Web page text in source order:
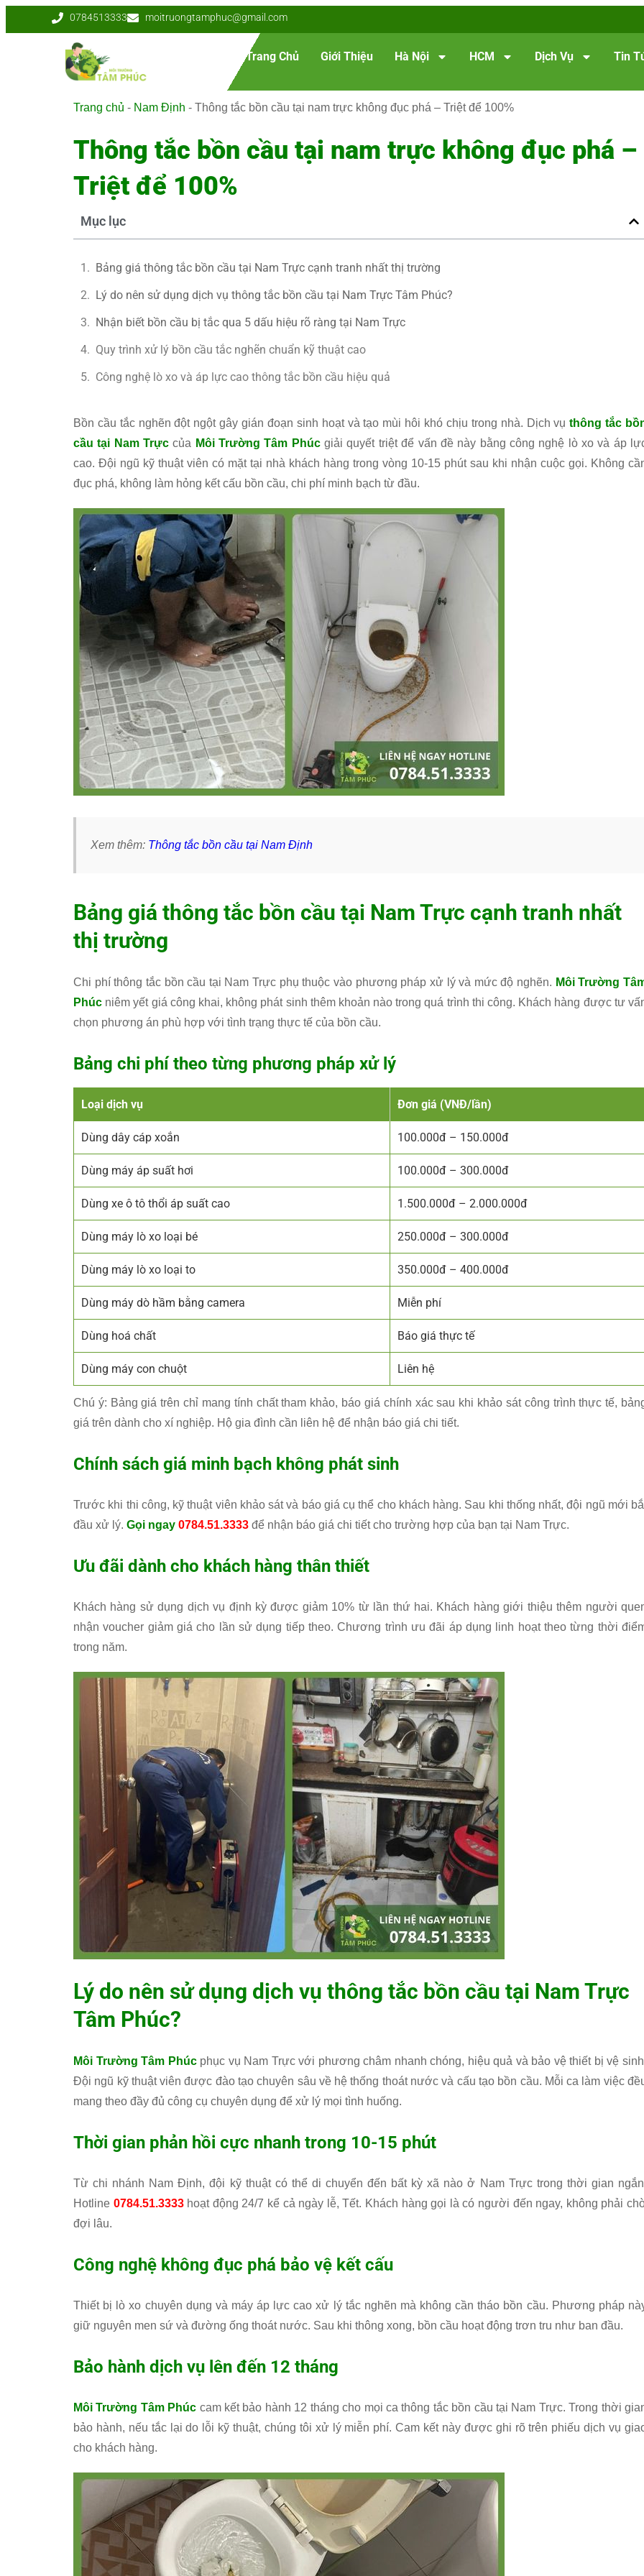
0784513333 moitruongtamphuc@gmail.com
Trang Chủ Giới Thiệu Hà Nội HCM Dịch Vụ Tin
Trang chủ - Nam Định - Thông tắc bồn cầu tại nam trực không đục phá – Triệt để 100%
Thông tắc bồn cầu tại nam trực không đục phá –
Triệt để 100%
Mục lục
Bảng giá thông tắc bồn cầu tại Nam Trực cạnh tranh nhất thị trường
Lý do nên sử dụng dịch vụ thông tắc bồn cầu tại Nam Trực Tâm Phúc?
Nhận biết bồn cầu bị tắc qua 5 dấu hiệu rõ ràng tại Nam Trực
Quy trình xử lý bồn cầu tắc nghẽn chuẩn kỹ thuật cao
Công nghệ lò xo và áp lực cao thông tắc bồn cầu hiệu quả
Bồn cầu tắc nghẽn đột ngột gây gián đoạn sinh hoạt và tạo mùi hôi khó chịu trong nhà. Dịch vụthông tắc
cầu tại Nam Trực của Môi Trường Tâm Phúcgiải quyết triệt để vấn đề này bằng công nghệ lò xo và áp
cao. Đội ngũ kỹ thuật viên có mặt tại nhà khách hàng trong vòng 10-15 phút sau khi nhận cuộc gọi. Không
đục phá, không làm hỏng kết cấu bồn cầu, chi phí minh bạch từ đầu.
Xem thêm: Thông tắc bồn cầu tại Nam Định
Bảng giá thông tắc bồn cầu tại Nam Trực cạnh tranh nhất
thị trường
Chi phí thông tắc bồn cầu tại Nam Trực phụ thuộc vào phương pháp xử lý và mức độ nghẽn. Môi Trường
Phúc niêm yết giá công khai, không phát sinh thêm khoản nào trong quá trình thi công. Khách hàng được tư
chọn phương án phù hợp với tình trạng thực tế của bồn cầu.
Bảng chi phí theo từng phương pháp xử lý
Loại dịch vụ Đơn giá (VNĐ/lần)
Dùng dây cáp xoắn 100.000đ – 150.000đ
Dùng máy áp suất hơi 100.000đ – 300.000đ
Dùng xe ô tô thổi áp suất cao 1.500.000đ – 2.000.000đ
Dùng máy lò xo loại bé 250.000đ – 300.000đ
Dùng máy lò xo loại to 350.000đ – 400.000đ
Dùng máy dò hầm bằng camera Miễn phí
Dùng hoá chất Báo giá thực tế
Dùng máy con chuột Liên hệ
Chú ý: Bảng giá trên chỉ mang tính chất tham khảo, báo giá chính xác sau khi khảo sát công trình thực tế,
giá trên dành cho xí nghiệp. Hộ gia đình cần liên hệ để nhận báo giá chi tiết.
Chính sách giá minh bạch không phát sinh
Trước khi thi công, kỹ thuật viên khảo sát và báo giá cụ thể cho khách hàng. Sau khi thống nhất, đội ngũ mới
đầu xử lý. Gọi ngay 0784.51.3333 để nhận báo giá chi tiết cho trường hợp của bạn tại Nam Trực.
Ưu đãi dành cho khách hàng thân thiết
Khách hàng sử dụng dịch vụ định kỳ được giảm 10% từ lần thứ hai. Khách hàng giới thiệu thêm người
nhận voucher giảm giá cho lần sử dụng tiếp theo. Chương trình ưu đãi áp dụng linh hoạt theo từng thời
trong năm.
Lý do nên sử dụng dịch vụ thông tắc bồn cầu tại Nam Trực
Tâm Phúc?
Môi Trường Tâm Phúcphục vụ Nam Trực với phương châm nhanh chóng, hiệu quả và bảo vệ thiết bị vệ
Đội ngũ kỹ thuật viên được đào tạo chuyên sâu về hệ thống thoát nước và cấu tạo bồn cầu. Mỗi ca làm việc
mang theo đầy đủ công cụ chuyên dụng để xử lý mọi tình huống.
Thời gian phản hồi cực nhanh trong 10-15 phút
Từ chi nhánh Nam Định, đội kỹ thuật có thể di chuyển đến bất kỳ xã nào ở Nam Trực trong thời gian
Hotline 0784.51.3333hoạt động 24/7 kể cả ngày lễ, Tết. Khách hàng gọi là có người đến ngay, không phải
đợi lâu.
Công nghệ không đục phá bảo vệ kết cấu
Thiết bị lò xo chuyên dụng và máy áp lực cao xử lý tắc nghẽn mà không cần tháo bồn cầu. Phương pháp
giữ nguyên men sứ và đường ống thoát nước. Sau khi thông xong, bồn cầu hoạt động trơn tru như ban đầu.
Bảo hành dịch vụ lên đến 12 tháng
Môi Trường Tâm Phúc cam kết bảo hành 12 tháng cho mọi ca thông tắc bồn cầu tại Nam Trực. Trong thời
bảo hành, nếu tắc lại do lỗi kỹ thuật, chúng tôi xử lý miễn phí. Cam kết này được ghi rõ trên phiếu dịch vụ
cho khách hàng.